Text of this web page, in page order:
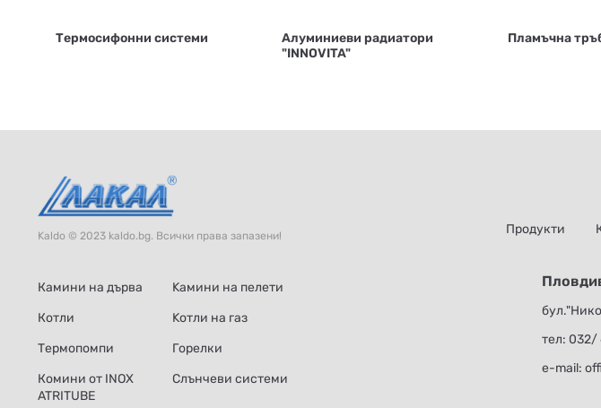
Термосифонни системи
Алуминиеви радиатори
"INNOVITA"
Пламъчна
Kaldo © 2023 kaldo.bg. Всички права запазени!
Камини на дърва
Kамини на пелети
Котли
Kотли на газ
Термопомпи
Горелки
Комини от INOX
ATRITUBE
Слънчеви системи
Продукти
тел: 032/
е-mail: